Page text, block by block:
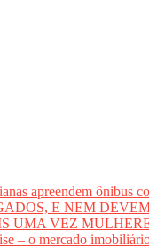
apreendem ônibus
E NEM DEVEM
UMA VEZ
– o mercado